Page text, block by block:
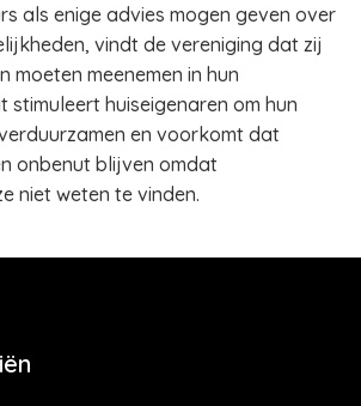
als enige advies mogen geven over
vindt de vereniging dat zij
moeten meenemen in hun
stimuleert huiseigenaren om hun
en voorkomt dat
onbenut blijven omdat
niet weten te vinden.